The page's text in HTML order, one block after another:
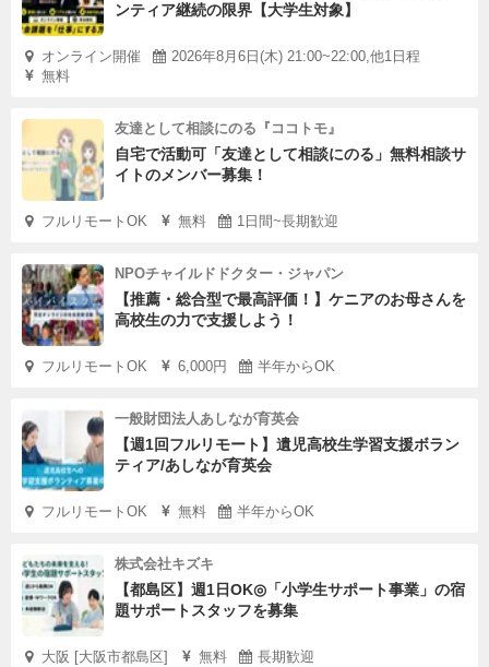
ンティア継続の限界【大学生対象】
オンライン開催
2026年8月6日(木) 21:00~22:00,他1日程
無料
友達として相談にのる『ココトモ』
自宅で活動可「友達として相談にのる」無料相談サ
イトのメンバー募集！
フルリモートOK 無料 1日間~長期歓迎
NPOチャイルドドクター・ジャパン
【推薦・総合型で最高評価！】ケニアのお母さんを
高校生の力で支援しよう！
フルリモートOK 6,000円 半年からOK
一般財団法人あしなが育英会
【週1回フルリモート】遺児高校生学習支援ボラン
ティア/あしなが育英会
フルリモートOK 無料 半年からOK
株式会社キズキ
【都島区】週1日OK◎「小学生サポート事業」の宿
題サポートスタッフを募集
大阪 [大阪市都島区] 無料 長期歓迎